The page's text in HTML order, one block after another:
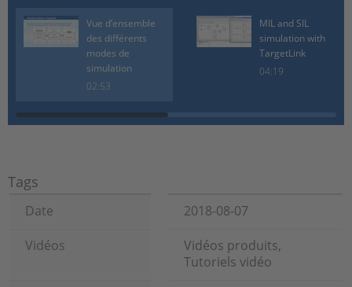
Vue d’ensemble
des différents
modes de
simulation
02:53
MIL and SIL
simulation with
TargetLink
04:19
Tags
Date
2018-08-07
Vidéos
Vidéos produits,
Tutoriels vidéo